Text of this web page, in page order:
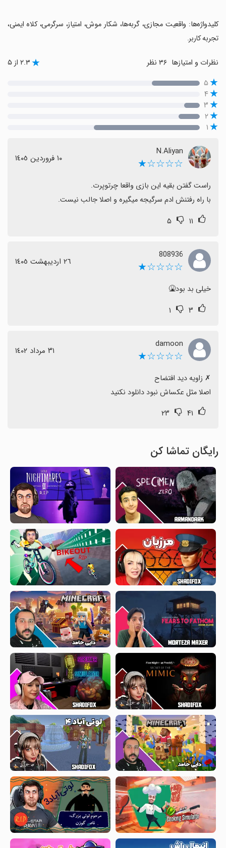
‏کلیدواژه‌ها: واقعیت مجازی، گربه‌ها، شکار موش، امتیاز، سرگرمی، کلاه ایمنی،
تجربه کاربر.
نظرات و امتیازها ۲.۳ از ۵
۵
۴
۳
۲
۱
N.Aliyan
☆☆☆☆★ ١٠ فروردین ١٤٠٥
با راه رفتنش ادم سرگیجه میگیره و اصلا جالب نیست.
۱۱ ۵
808936
☆☆☆☆★ ٢٦ اردیبهشت ١٤٠٥
خیلی بد بود🤮
۳ ۱
damoon
☆☆☆☆★ ٣١ مرداد ١٤٠٢
اصلا مثل عکساش نبود دانلود نکنید
۴۱ ۲۳
رایگان تماشا کن